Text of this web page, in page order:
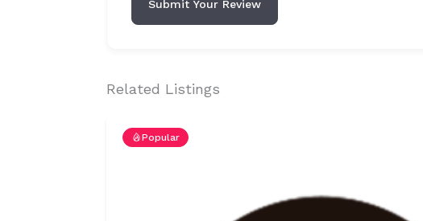
Submit Your Review
Related Listings
Popular